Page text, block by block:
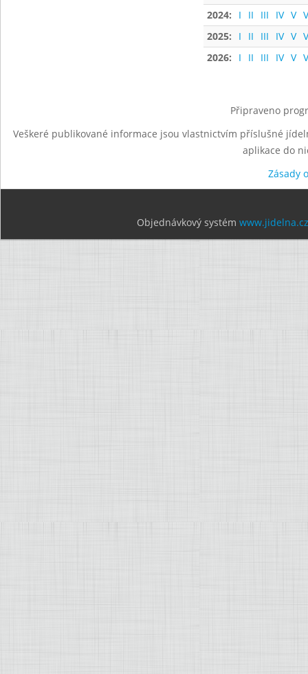
2024:
I II III IV V
2025:
I II III IV V
2026:
I II III IV V
Připraveno
Veškeré publikované informace jsou vlastnictvím příslušné
aplikace do
Zásady
Objednávkový systém www.jidelna.cz